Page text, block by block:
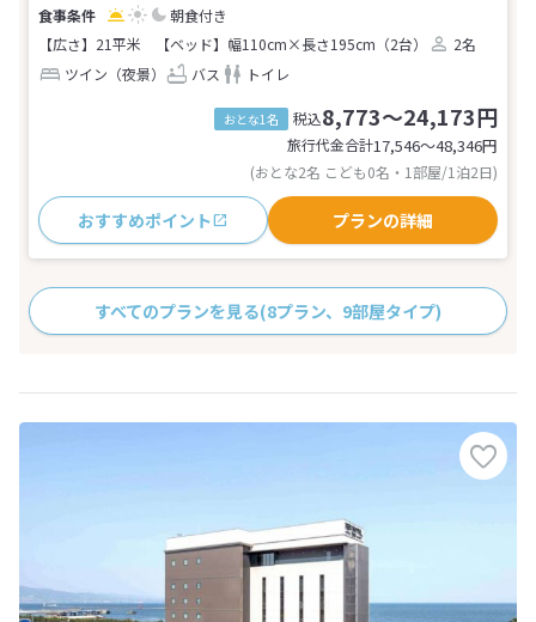
朝食付き
【広さ】21平米
【ベッド】幅110cm×長さ195cm（2台）
2名
ツイン（夜景）
バス トイレ
おとな1名 税込8,773～24,173円
旅行代金合計17,546〜48,346円
(おとな2名 こども0名・1部屋/1泊2日)
おすすめポイント プランの詳細
すべてのプランを見る(8プラン、9部屋タイプ)